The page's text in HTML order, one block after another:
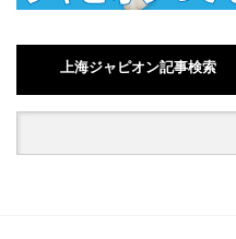
上海ジャピオン記事検索